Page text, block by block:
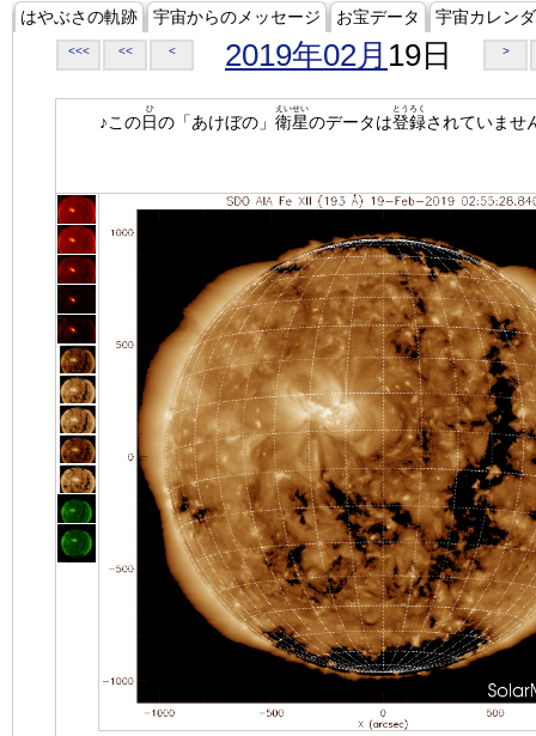
はやぶさの軌跡 宇宙からのメッセージ お宝データ 宇宙カレン
<<< << < 2019年02月 19日 >
♪この日
ひ
の「あけぼの」 衛星
えいせい
のデータは登録
とうろく
されていませ